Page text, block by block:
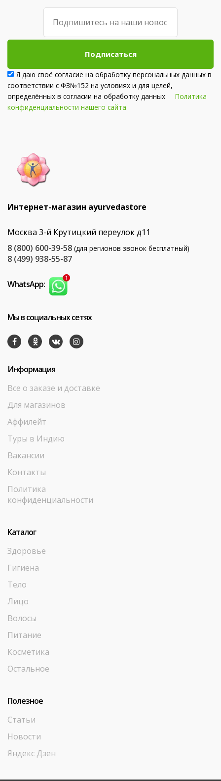
Подписаться
Я даю своё согласие на обработку персональных данных в
соответствии с ФЗ№152 на условиях и для целей,
определённых в согласии на обработку данных Политика
конфиденциальности нашего сайта
Интернет-магазин ayurvedastore
Москва 3-й Крутицкий переулок д11
8 (800) 600-39-58 (для регионов звонок бесплатный)
8 (499) 938-55-87
WhatsApp:
Мы в социальных сетях
Информация
Все о заказе и доставке
Для магазинов
Аффилейт
Туры в Индию
Вакансии
Контакты
Политика
конфиденциальности
Каталог
Здоровье
Гигиена
Тело
Лицо
Волосы
Питание
Косметика
Остальное
Полезное
Статьи
Новости
Яндекс Дзен